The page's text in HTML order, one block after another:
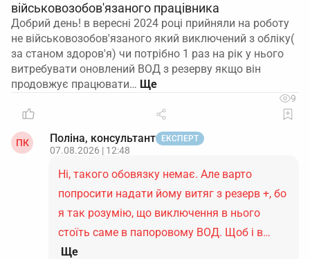
військовозобов'язаного працівника
Добрий день! в вересні 2024 році прийняли на роботу
не військовозобов'язаного який виключений з обліку(
за станом здоров'я) чи потрібно 1 раз на рік у нього
витребувати оновлений ВОД з резерву якщо він
продовжує працювати…
9
ПК Поліна, консультант ЕКСПЕРТ
07.08.2026 | 12:48
Ні, такого обовязку немає. Але варто
попросити надати йому витяг з резерв +, бо
я так розумію, що виключення в нього
стоїть саме в папоровому ВОД. Щоб і в…
Ще